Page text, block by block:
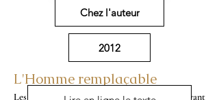
Chez l'auteur
2012
L'Homme remplaçable
Les deux thèmes les plus volontiers mis en avant